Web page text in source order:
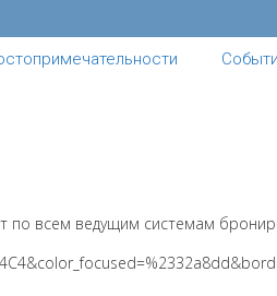
по всем ведущим системам